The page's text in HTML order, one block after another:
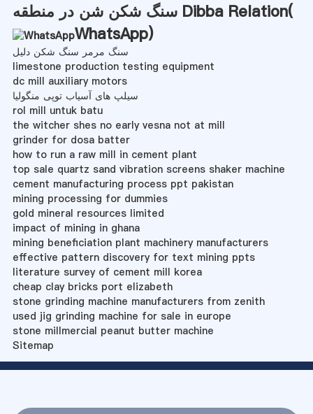
سنگ شکن شن در منطقه Dibba Relation(
WhatsApp)
سنگ مرمر سنگ شکن دلیل
limestone production testing equipment
dc mill auxiliary motors
سیلپ های آسیاب توپی منگولیا
rol mill untuk batu
the witcher shes no early vesna not at mill
grinder for dosa batter
how to run a raw mill in cement plant
top sale quartz sand vibration screens shaker machine
cement manufacturing process ppt pakistan
mining processing for dummies
gold mineral resources limited
impact of mining in ghana
mining beneficiation plant machinery manufacturers
effective pattern discovery for text mining ppts
literature survey of cement mill korea
cheap clay bricks port elizabeth
stone grinding machine manufacturers from zenith
used jig grinding machine for sale in europe
stone millmercial peanut butter machine
Sitemap